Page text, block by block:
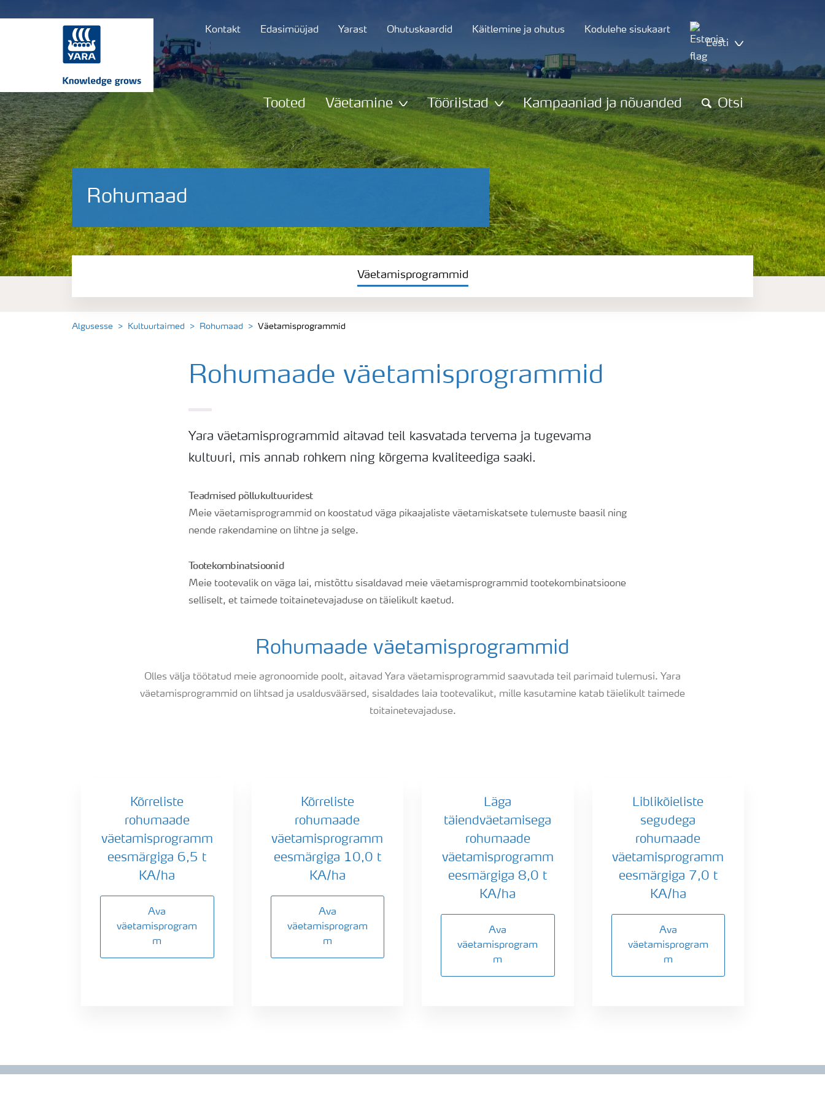
Kontakt Edasimüüjad Yarast Ohutuskaardid Käitlemine ja ohutus
Kodulehe sisukaart
Eesti
Tooted Väetamine Tööriistad Kampaaniad ja nõuanded Otsi
Rohumaad
Väetamisprogrammid
Väetamisprogrammid
Algusesse Kultuurtaimed Rohumaad Väetamisprogrammid
Rohumaade väetamisprogrammid
Yara väetamisprogrammid aitavad teil kasvatada tervema ja tugevama
kultuuri, mis annab rohkem ning kõrgema kvaliteediga saaki.
Teadmised põllukultuuridest
Meie väetamisprogrammid on koostatud väga pikaajaliste väetamiskatsete tulemuste baasil ning
nende rakendamine on lihtne ja selge.
Tootekombinatsioonid
Meie tootevalik on väga lai, mistõttu sisaldavad meie väetamisprogrammid tootekombinatsioone
selliselt, et taimede toitainetevajaduse on täielikult kaetud.
Rohumaade väetamisprogrammid
Olles välja töötatud meie agronoomide poolt, aitavad Yara väetamisprogrammid saavutada teil parimaid tulemusi. Yara
väetamisprogrammid on lihtsad ja usaldusväärsed, sisaldades laia tootevalikut, mille kasutamine katab täielikult taimede
toitainetevajaduse.
Kõrreliste
rohumaade
väetamisprogramm
eesmärgiga 6,5 t
KA/ha
Ava
väetamisprogram
m
Kõrreliste
rohumaade
väetamisprogramm
eesmärgiga 10,0 t
KA/ha
Ava
väetamisprogram
m
Läga
täiendväetamisega
rohumaade
väetamisprogramm
eesmärgiga 8,0 t
KA/ha
Ava
väetamisprogram
m
Liblikõieliste
segudega
rohumaade
väetamisprogramm
eesmärgiga 7,0 t
KA/ha
Ava
väetamisprogram
m